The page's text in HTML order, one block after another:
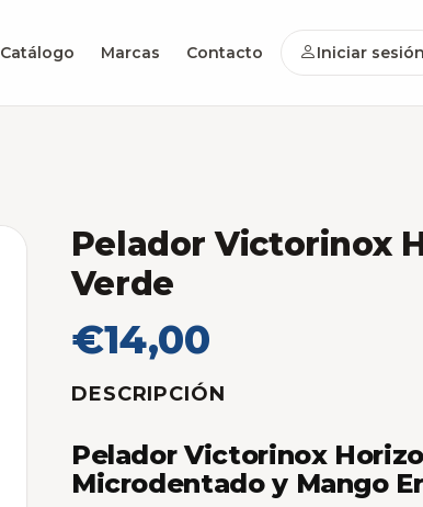
Catálogo Marcas Contacto Iniciar sesión
Pelador Victorinox
Verde
€14,00
DESCRIPCIÓN
Pelador Victorinox
Microdentado y Mango